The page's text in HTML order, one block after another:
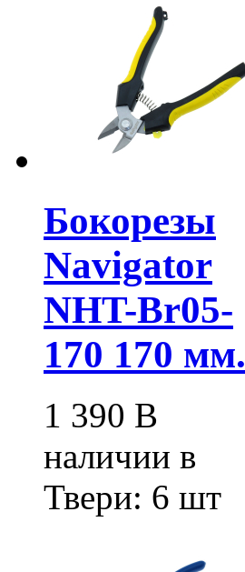
Бокорезы
Navigator
NHT-Br05-
170 170 мм.
1 390 В
наличии в
Твери: 6 шт